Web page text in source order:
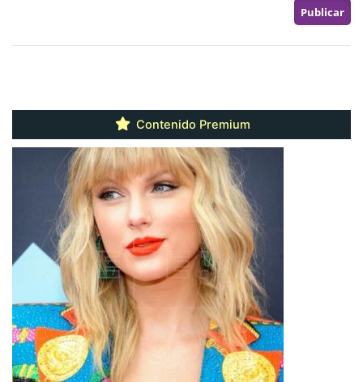
Contenido Premium